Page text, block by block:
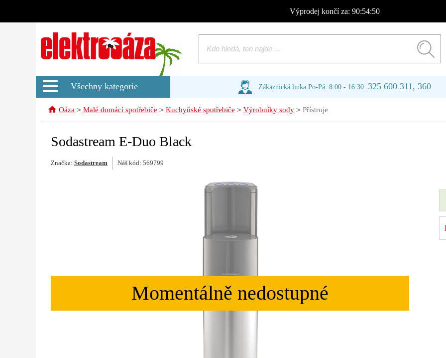
Výprodej končí za: 90:54:50
Všechny kategorie Zákaznická linka Po-Pá: 8:00 - 16:30 325 600 311, 360
Oáza > Malé domácí spotřebiče > Kuchyňské spotřebiče > Výrobníky sody > Přístroje
Sodastream E-Duo Black
Značka: Sodastream Náš kód: 569799